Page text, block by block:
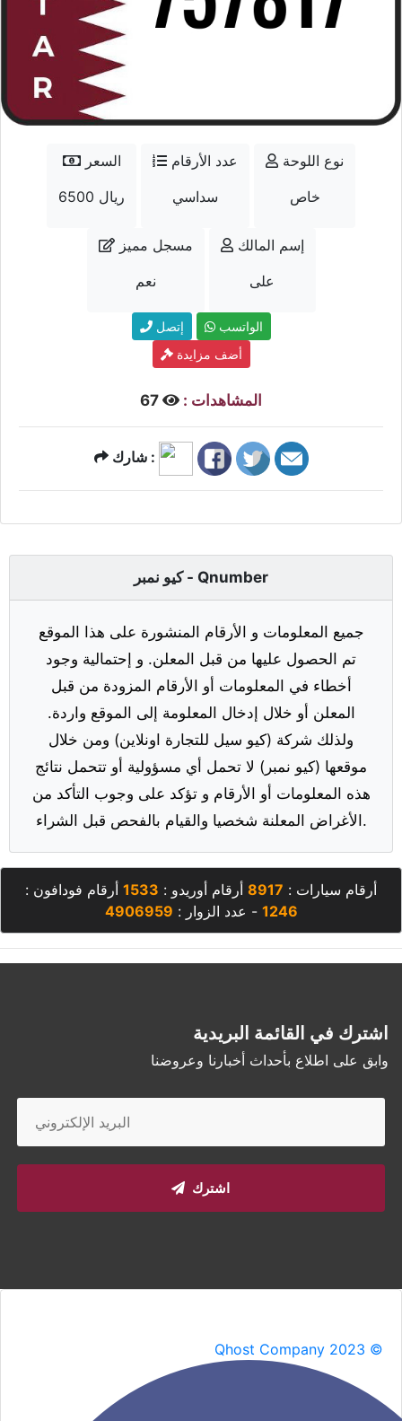
السعر
6500 ريال
عدد الأرقام
سداسي
نوع اللوحة
خاص
مسجل مميز
نعم
إسم المالك
على
إتصل
الواتسب
أضف مزايدة
المشاهدات :
شارك :
كيو نمبر - Qnumber
جميع المعلومات و الأرقام المنشورة على هذا الموقع
تم الحصول عليها من قبل المعلن. و إحتمالية وجود
أخطاء في المعلومات أو الأرقام المزودة من قبل
المعلن أو خلال إدخال المعلومة إلى الموقع واردة.
ولذلك شركة (كيو سيل للتجارة اونلاين) ومن خلال
موقعها (كيو نمبر) لا تحمل أي مسؤولية أو تتحمل نتائج
هذه المعلومات أو الأرقام و تؤكد على وجوب التأكد من
الأغراض المعلنة شخصيا والقيام بالفحص قبل الشراء.
أرقام سيارات : 8917 أرقام أوريدو : 1533 أرقام فودافون :
1246 - عدد الزوار : 4906959
اشترك في القائمة البريدية
وابق على اطلاع بأحداث أخبارنا وعروضنا
اشترك
Qhost Company 2023 ©